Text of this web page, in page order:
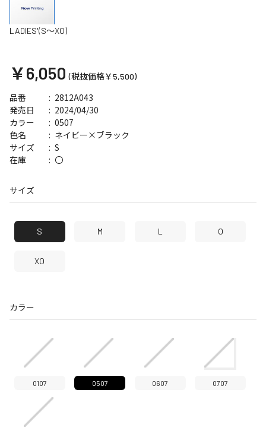
LADIES'(S～XO)
￥6,050 (税抜価格￥5,500)
品番 2812A043
発売日 2024/04/30
サイズ S
カラー 0507
在庫 〇
色名 ネイビー×ブラック
サイズ
S M L O
XO
カラー
0107 0507 0607 0707